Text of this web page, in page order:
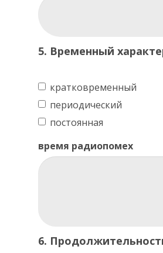
5. Временный
кратковременный
периодический
постоянная
время радиопомех
6.